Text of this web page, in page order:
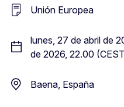
Unión Europea
lunes, 27 de abril de
de 2026, 22.00
Baena, España